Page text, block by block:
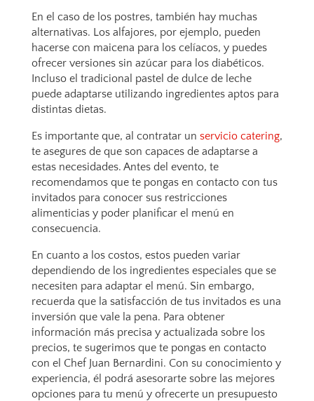
En el caso de los postres, también hay muchas
alternativas. Los alfajores, por ejemplo, pueden
hacerse con maicena para los celíacos, y puedes
ofrecer versiones sin azúcar para los diabéticos.
Incluso el tradicional pastel de dulce de leche
puede adaptarse utilizando ingredientes aptos para
distintas dietas.
Es importante que, al contratar un servicio catering,
te asegures de que son capaces de adaptarse a
estas necesidades. Antes del evento, te
recomendamos que te pongas en contacto con tus
invitados para conocer sus restricciones
alimenticias y poder planificar el menú en
consecuencia.
En cuanto a los costos, estos pueden variar
dependiendo de los ingredientes especiales que se
necesiten para adaptar el menú. Sin embargo,
recuerda que la satisfacción de tus invitados es una
inversión que vale la pena. Para obtener
información más precisa y actualizada sobre los
precios, te sugerimos que te pongas en contacto
con el Chef Juan Bernardini. Con su conocimiento y
experiencia, él podrá asesorarte sobre las mejores
opciones para tu menú y ofrecerte un presupuesto